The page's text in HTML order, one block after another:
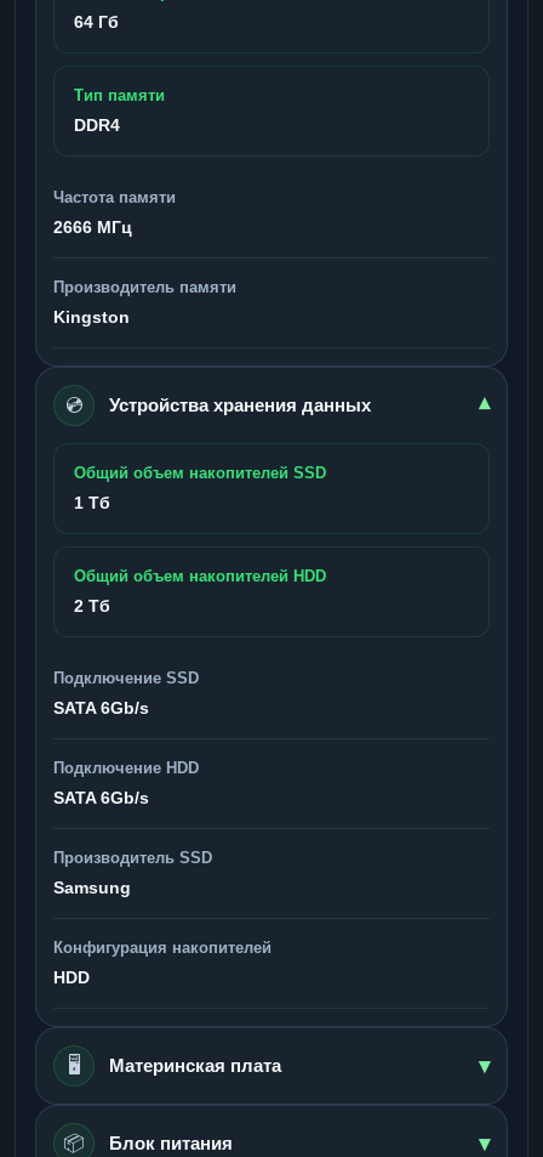
64 Гб
Тип памяти
DDR4
Частота памяти
2666 МГц
Производитель памяти
Kingston
💿 Устройства хранения данных ▾
Общий объем накопителей SSD
1 Тб
Общий объем накопителей HDD
2 Тб
Подключение SSD
SATA 6Gb/s
Подключение HDD
SATA 6Gb/s
Производитель SSD
Samsung
Конфигурация накопителей
HDD
🖥️ Материнская плата ▾
📦 Блок питания ▾